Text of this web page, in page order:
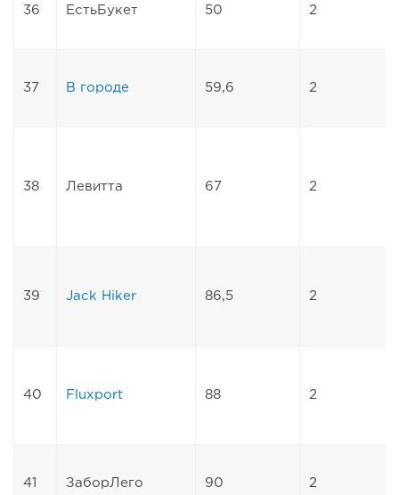
36 ЕстьБукет 50 2
37 В городе 59,6 2
38 Левитта 67 2
39 Jack Hiker 86,5 2
40 Fluxport 88 2
41 ЗаборЛего 90 2